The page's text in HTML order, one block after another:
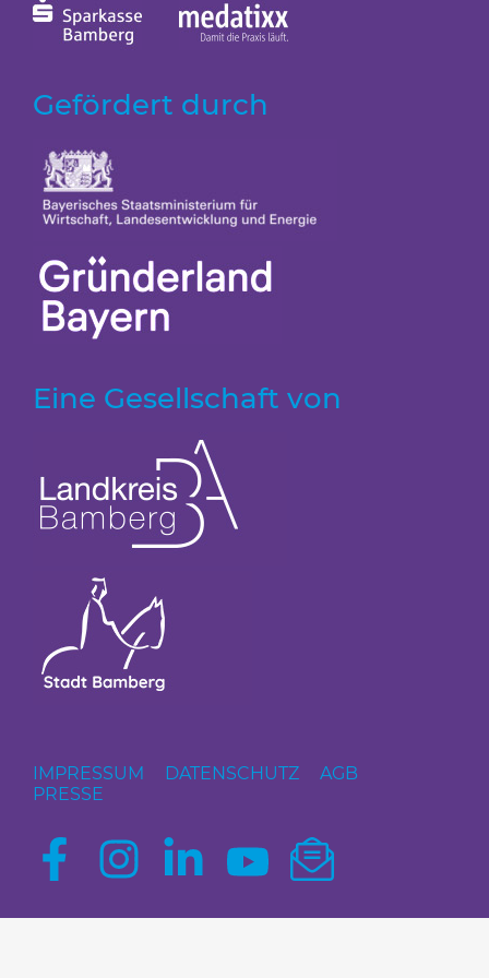
Gefördert durch
Eine Gesellschaft von
IMPRESSUM DATENSCHUTZ
AGB
PRESSE